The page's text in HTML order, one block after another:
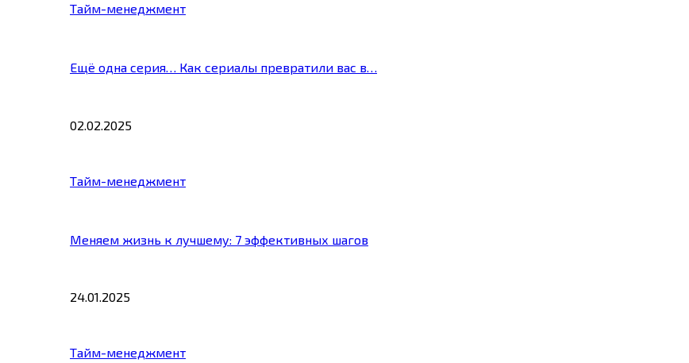
Тайм-менеджмент
Ещё одна серия… Как сериалы превратили вас в…
02.02.2025
Тайм-менеджмент
Меняем жизнь к лучшему: 7 эффективных шагов
24.01.2025
Тайм-менеджмент